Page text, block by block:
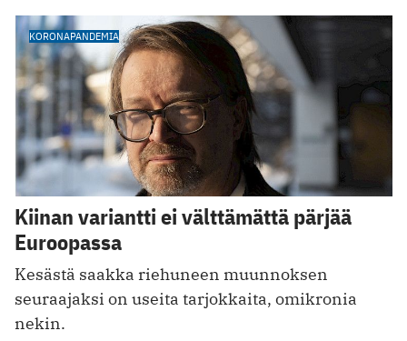
KORONAPANDEMIA
Kiinan variantti ei välttämättä pärjää
Euroopassa
Kesästä saakka riehuneen muunnoksen
seuraajaksi on useita tarjokkaita, omikronia
nekin.